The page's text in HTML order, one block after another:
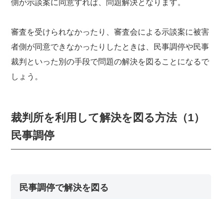
側が示談案に同意すれば、問題解決となります。
審査を受けられなかったり、審査会による示談案に被害
者側が同意できなかったりしたときは、民事調停や民事
裁判といった別の手段で問題の解決を図ることになるで
しょう。
裁判所を利用して解決を図る方法（1）
民事調停
民事調停で解決を図る